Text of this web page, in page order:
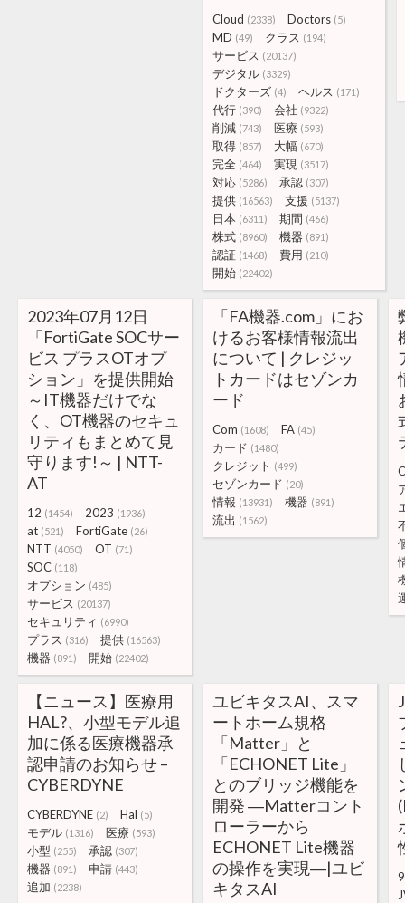
Cloud (2338) Doctors (5)
MD (49) クラス (194)
サービス (20137)
デジタル (3329)
ドクターズ (4) ヘルス (171)
代行 (390) 会社 (9322)
削減 (743) 医療 (593)
取得 (857) 大幅 (670)
完全 (464) 実現 (3517)
対応 (5286) 承認 (307)
提供 (16563) 支援 (5137)
日本 (6311) 期間 (466)
株式 (8960) 機器 (891)
認証 (1468) 費用 (210)
開始 (22402)
2023年07月12日
「FortiGate SOCサー
ビス プラスOTオプ
ション」を提供開始
～IT機器だけでな
く、OT機器のセキュ
リティもまとめて見
守ります!～ | NTT-
AT
12 (1454) 2023 (1936)
at (521) FortiGate (26)
NTT (4050) OT (71)
SOC (118)
オプション (485)
サービス (20137)
セキュリティ (6990)
プラス (316) 提供 (16563)
機器 (891) 開始 (22402)
「FA機器.com」にお
けるお客様情報流出
について | クレジッ
トカードはセゾンカ
ード
Com (1608) FA (45)
カード (1480)
クレジット (499)
セゾンカード (20)
情報 (13931) 機器 (891)
流出 (1562)
【ニュース】医療用
HAL?︎、小型モデル追
加に係る医療機器承
認申請のお知らせ –
CYBERDYNE
CYBERDYNE (2) Hal (5)
モデル (1316) 医療 (593)
小型 (255) 承認 (307)
機器 (891) 申請 (443)
追加 (2238)
ユビキタスAI、スマ
ートホーム規格
「Matter」と
「ECHONET Lite」
とのブリッジ機能を
開発 ―Matterコント
ローラーから
ECHONET Lite機器
の操作を実現―|ユビ
キタスAI